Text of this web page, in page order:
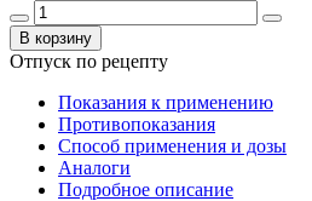
В корзину
Отпуск по рецепту
Показания к применению
Противопоказания
Способ применения и дозы
Аналоги
Подробное описание